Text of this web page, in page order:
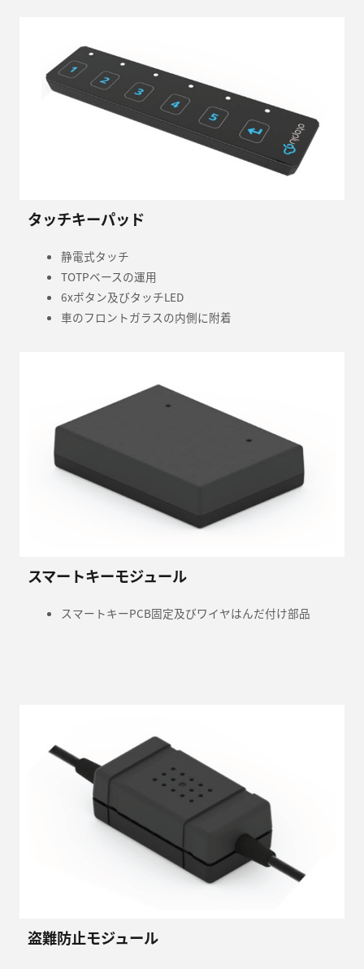
タッチキーパッド
静電式タッチ
TOTPベースの運用
6xボタン及びタッチLED
車のフロントガラスの内側に附着
スマートキーモジュール
スマートキーPCB固定及びワイヤはんだ付け部品
盗難防止モジュール